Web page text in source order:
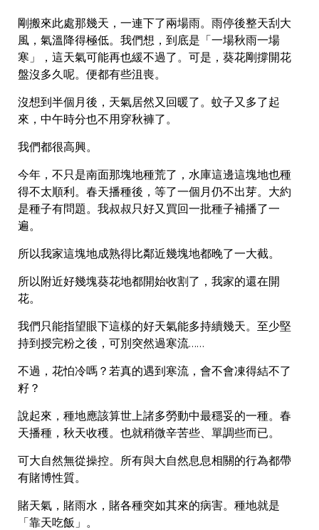
剛搬來此處那幾天，一連下了兩場雨。雨停後整天刮大
風，氣溫降得極低。我們想，到底是「一場秋雨一場
寒」，這天氣可能再也緩不過了。可是，葵花剛撐開花
盤沒多久呢。便都有些沮喪。
沒想到半個月後，天氣居然又回暖了。蚊子又多了起
來，中午時分也不用穿秋褲了。
我們都很高興。
今年，不只是南面那塊地種荒了，水庫這邊這塊地也種
得不太順利。春天播種後，等了一個月仍不出芽。大約
是種子有問題。我叔叔只好又買回一批種子補播了一
遍。
所以我家這塊地成熟得比鄰近幾塊地都晚了一大截。
所以附近好幾塊葵花地都開始收割了，我家的還在開
花。
我們只能指望眼下這樣的好天氣能多持續幾天。至少堅
持到授完粉之後，可別突然過寒流……
不過，花怕冷嗎？若真的遇到寒流，會不會凍得結不了
籽？
說起來，種地應該算世上諸多勞動中最穩妥的一種。春
天播種，秋天收穫。也就稍微辛苦些、單調些而已。
可大自然無從操控。所有與大自然息息相關的行為都帶
有賭博性質。
賭天氣，賭雨水，賭各種突如其來的病害。種地就是
「靠天吃飯」。